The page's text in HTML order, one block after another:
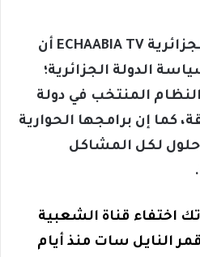
حاولت قناة الشعبية الجزائرية ECHAABIA TV أن
الدولة الجزائرية؛
المنتخب في دولة
كما إن برامجها الحوارية
لكل المشاكل
اختفاء قناة الشعبية
النايل سات منذ أيام